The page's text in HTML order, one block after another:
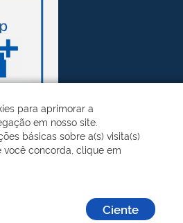
para aprimorar a
em nosso site.
básicas sobre a(s) visita(s)
você concorda, clique em
Ciente